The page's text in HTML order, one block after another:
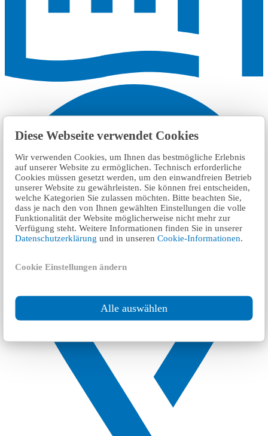
Diese Webseite verwendet Cookies
Wir verwenden Cookies, um Ihnen das bestmögliche Erlebnis
auf unserer Website zu ermöglichen. Technisch erforderliche
Cookies müssen gesetzt werden, um den einwandfreien Betrieb
unserer Website zu gewährleisten. Sie können frei entscheiden,
welche Kategorien Sie zulassen möchten. Bitte beachten Sie,
dass je nach den von Ihnen gewählten Einstellungen die volle
Funktionalität der Website möglicherweise nicht mehr zur
Verfügung steht. Weitere Informationen finden Sie in unserer
Datenschutzerklärungund in unserenCookie-Informationen
Cookie Einstellungen ändern
Alle auswählen